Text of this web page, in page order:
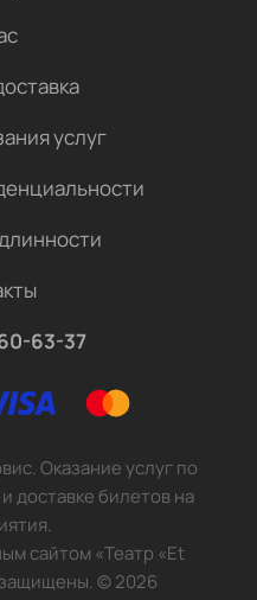
услуг
63-37
Оказание услуг по
доставке билетов на
сайтом «Театр «Et
©2026